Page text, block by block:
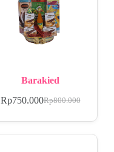
Barakied
Rp800.000
Rp750.000